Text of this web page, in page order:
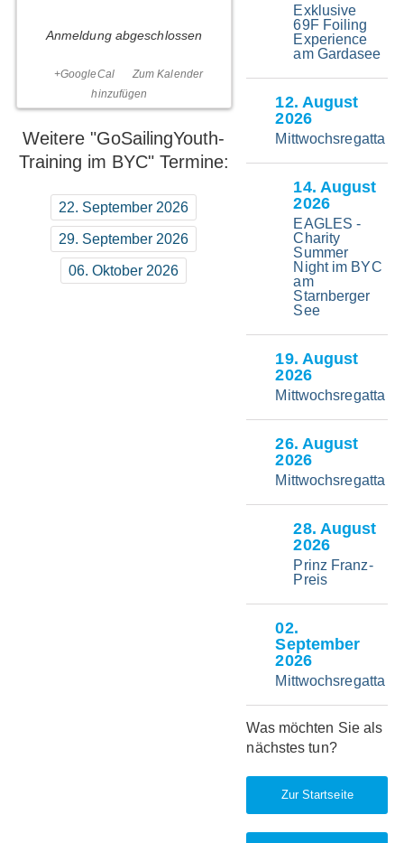
(finn.e.lehmann@gmail.com)
Freitagstrainings im
17:00 segelfertig
Anmeldedeadline:
Mittwoch Abend um
20:00 vor
dem jeweiligen
Alle Teilnehmenden
müssen bitte über eine
eigene Schwimmweste
in der geeigneten
Gewichtsklasse
verfügen!
Anmeldung abgeschlossen
+GoogleCal
Zum Kalender
hinzufügen
Weitere "GoSailingYouth-
Training im BYC" Termine:
22. September 2026
29. September 2026
06. Oktober 2026
Exklusive
69F Foiling
Experience
am Gardasee
12. August
2026
Mittwochsregatta
14. August
2026
EAGLES -
Charity
Summer
Night im BYC
am
Starnberger
See
19. August
2026
Mittwochsregatta
26. August
2026
Mittwochsregatta
28. August
2026
Prinz Franz-
Preis
02.
September
2026
Mittwochsregatta
Was möchten Sie als
nächstes tun?
Zur Startseite